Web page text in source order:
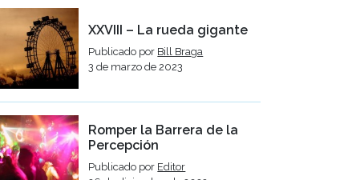
XXVIII – La rueda gigante
Publicado por Bill Braga
3 de marzo de 2023
Romper la Barrera de la
Percepción
Publicado por Editor